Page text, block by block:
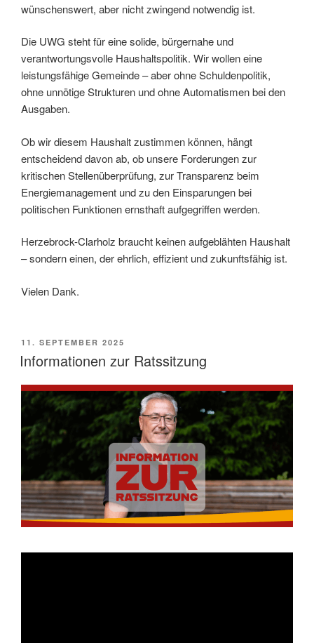
wünschenswert, aber nicht zwingend notwendig ist.
Die UWG steht für eine solide, bürgernahe und
verantwortungsvolle Haushaltspolitik. Wir wollen eine
leistungsfähige Gemeinde – aber ohne Schuldenpolitik,
ohne unnötige Strukturen und ohne Automatismen bei den
Ausgaben.
Ob wir diesem Haushalt zustimmen können, hängt
entscheidend davon ab, ob unsere Forderungen zur
kritischen Stellenüberprüfung, zur Transparenz beim
Energiemanagement und zu den Einsparungen bei
politischen Funktionen ernsthaft aufgegriffen werden.
Herzebrock-Clarholz braucht keinen aufgeblähten Haushalt
– sondern einen, der ehrlich, effizient und zukunftsfähig ist.
Vielen Dank.
VERÖFFENTLICHT
AM
11. SEPTEMBER 2025
Informationen zur Ratssitzung